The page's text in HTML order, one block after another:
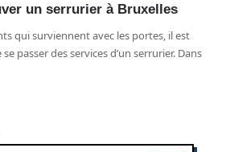
un serrurier à Bruxelles
qui surviennent avec les portes, il est
passer des services d’un serrurier. Dans